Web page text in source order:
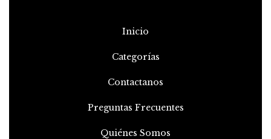
Inicio
Categorías
Contactanos
Preguntas Frecuentes
Quiénes Somos